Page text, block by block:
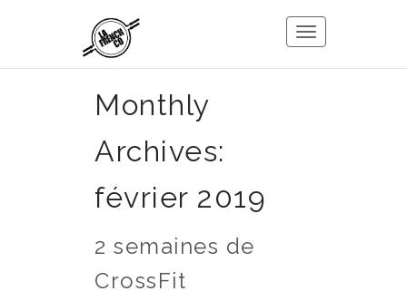
Toggle
Monthly
Archives:
février 2019
2 semaines de
CrossFit